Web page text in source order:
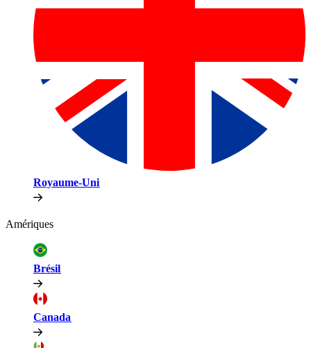
Royaume-Uni​​
Amériques​​
Brésil​​
Canada​​